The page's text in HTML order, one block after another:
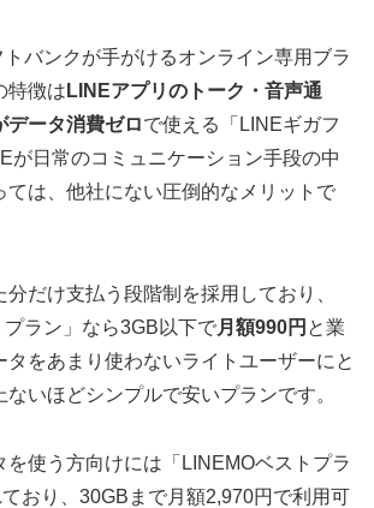
トバンクが手がけるオンライン専用ブラ
特徴は LINEアプリのトーク・音声通
データ消費ゼロで使える「LINEギガフ
が日常のコミュニケーション手段の中
ては、他社にない圧倒的なメリットで
だけ支払う段階制を採用しており、
プラン」なら3GB以下で月額990円 と業
タをあまり使わないライトユーザーにと
ないほどシンプルで安いプランです。
を使う方向けには「LINEMOベストプラ
おり、30GBまで月額2,970円で利用可